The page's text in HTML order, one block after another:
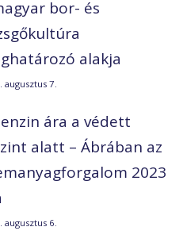
bor- és
alakja
augusztus 7.
ára a védett
alatt – Ábrában az
2023
augusztus 6.